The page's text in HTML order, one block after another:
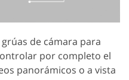
de cámara para
por completo el
panorámicos o a vista